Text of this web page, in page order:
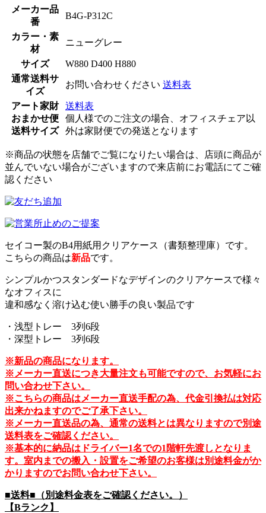
メーカー品
番
B4G-P312C
カラー・素
材
ニューグレー
サイズ
W880 D400 H880
通常送料サ
イズ
お問い合わせください 送料表
アート家財
おまかせ便
送料サイズ
送料表
個人様でのご注文の場合、オフィスチェア以
外は家財便での発送となります
※商品の状態を店舗でご覧になりたい場合は、店頭に商品が
並んでいない場合がございますので来店前にお電話にてご確
認ください
セイコー製のB4用紙用クリアケース（書類整理庫）です。
こちらの商品は新品です。
シンプルかつスタンダードなデザインのクリアケースで様々
なオフィスに
違和感なく溶け込む使い勝手の良い製品です
・浅型トレー 3列6段
・深型トレー 3列6段
※新品の商品になります。
※メーカー直送につき大量注文も可能ですので、お気軽にお
問い合わせ下さい。
※こちらの商品はメーカー直送手配の為、代金引換払は対応
出来かねますのでご了承下さい。
※メーカー直送品の為、通常の送料とは異なりますので別途
送料表をご確認ください。
※基本的に納品はドライバー1名での1階軒先渡しとなりま
す。室内までの搬入・設置をご希望のお客様は別途料金がか
かりますのでお問い合わせ下さい。
■送料■（別途料金表をご確認ください。）
【Bランク】